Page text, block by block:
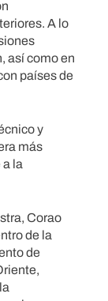
A lo
así como en
países de
y
más
la
Corao
de la
de